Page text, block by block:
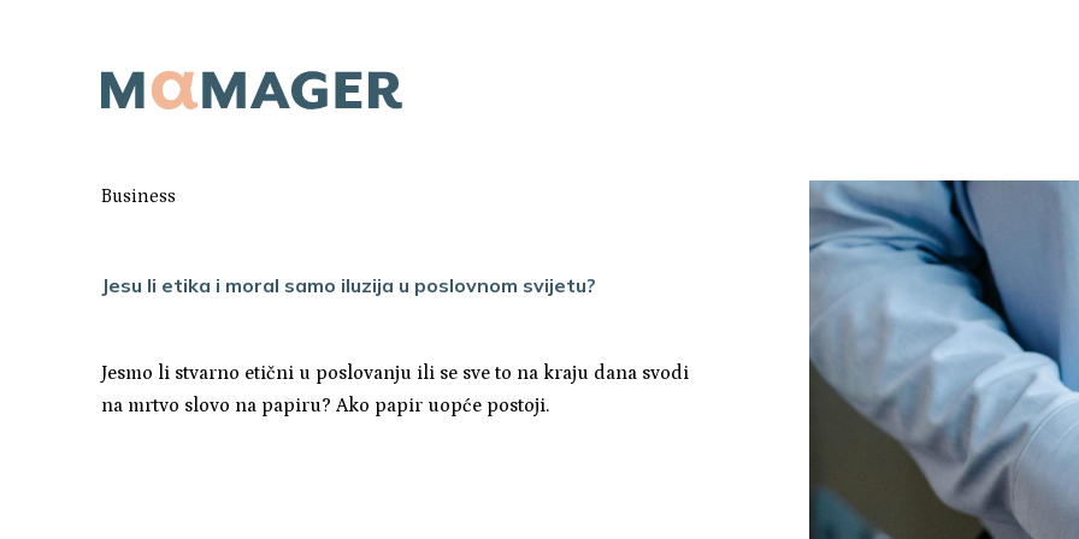
Business
Jesu li etika i moral samo iluzija u poslovnom svijetu?
Jesmo li stvarno etični u poslovanju ili se sve to na kraju dana svodi
na mrtvo slovo na papiru? Ako papir uopće postoji.